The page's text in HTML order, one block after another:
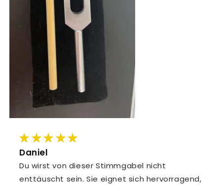
Daniel
Du wirst von dieser Stimmgabel nicht
enttäuscht sein. Sie eignet sich hervorragend,